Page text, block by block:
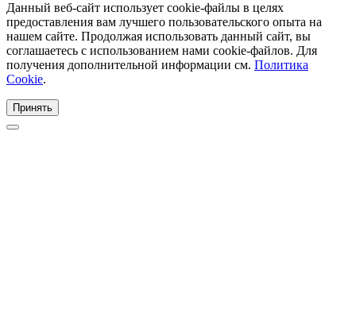
Данный веб-сайт использует cookie-файлы в целях
предоставления вам лучшего пользовательского опыта на
нашем сайте. Продолжая использовать данный сайт, вы
соглашаетесь с использованием нами cookie-файлов. Для
получения дополнительной информации см. Политика
Cookie.
Принять